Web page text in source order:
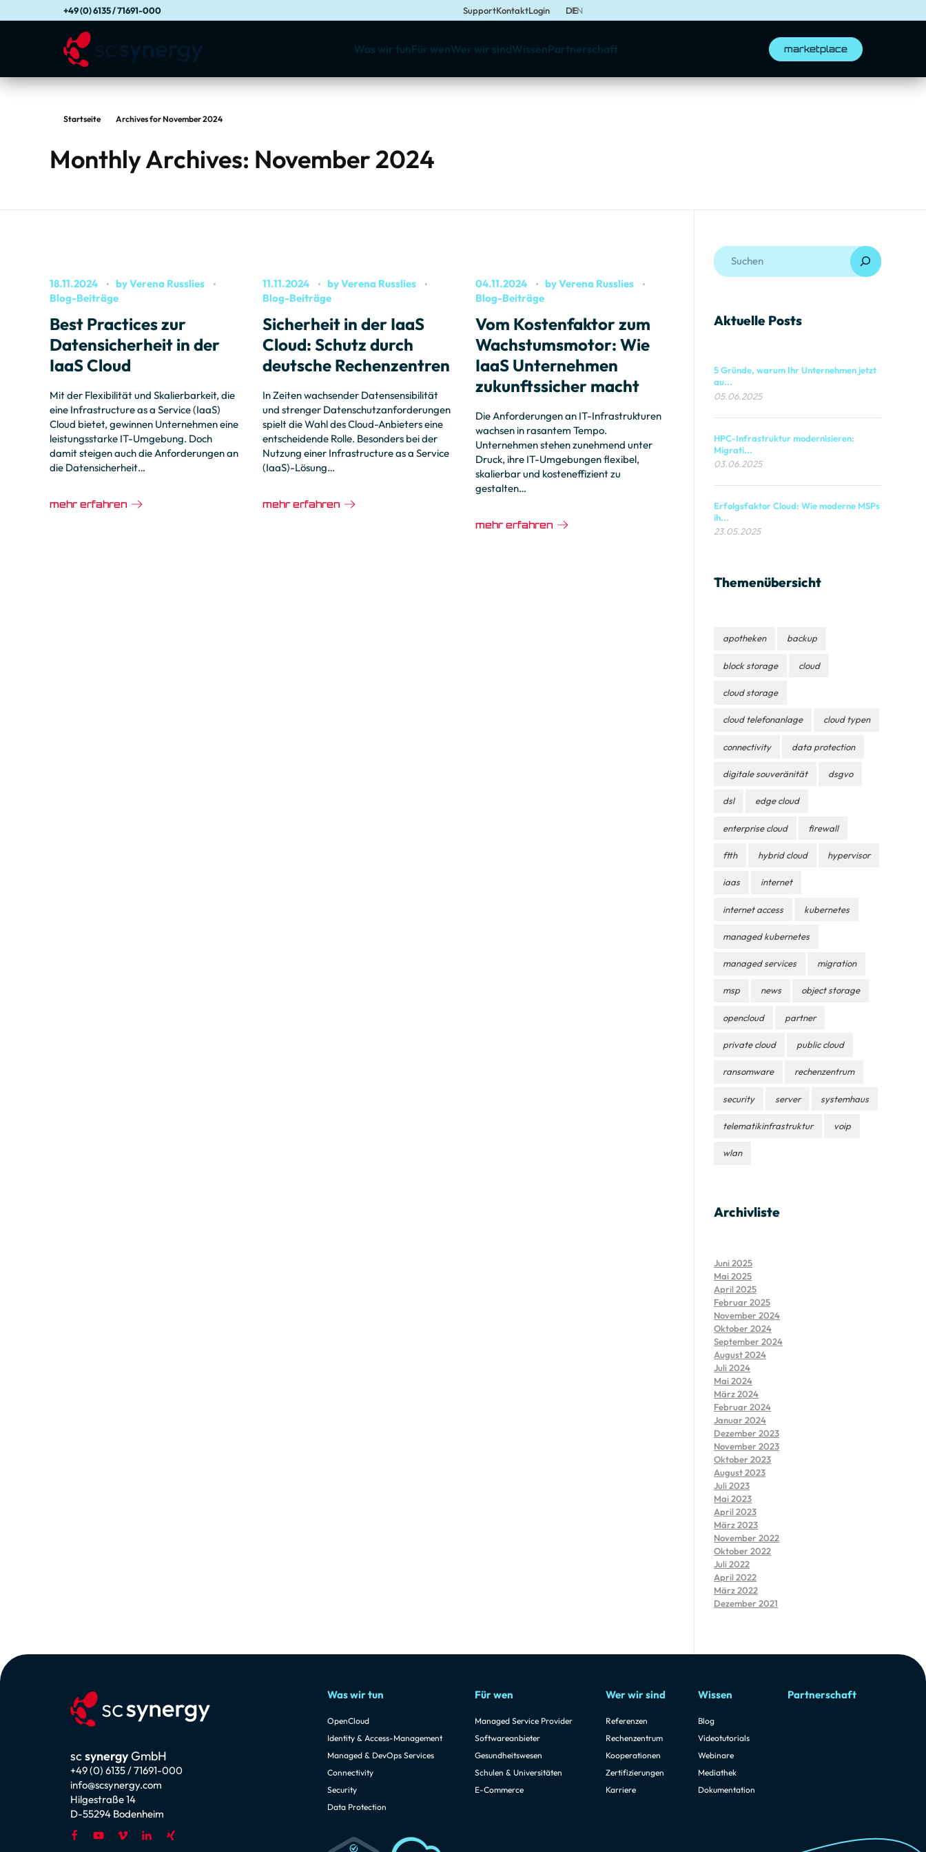
+49 (0) 6135 / 71691-000 SupportKontaktLogin DEEN
Was wir tunFür wenWer wir sindWissenPartnerschaft marketplace
Startseite Archives for November 2024
Monthly Archives: November 2024
Best Practices zur
Datensicherheit in der
IaaS Cloud
18.11.2024 byVerena Russlies
Blog-Beiträge
Mit der Flexibilität und Skalierbarkeit, die
eine Infrastructure as a Service (IaaS)
Cloud bietet, gewinnen Unternehmen eine
leistungsstarke IT-Umgebung. Doch
damit steigen auch die Anforderungen an
die Datensicherheit…
mehr erfahren
Sicherheit in der IaaS
Cloud: Schutz durch
deutsche Rechenzentren
11.11.2024 byVerena Russlies
Blog-Beiträge
In Zeiten wachsender Datensensibilität
und strenger Datenschutzanforderungen
spielt die Wahl des Cloud-Anbieters eine
entscheidende Rolle. Besonders bei der
Nutzung einer Infrastructure as a Service
(IaaS)-Lösung…
mehr erfahren
Vom Kostenfaktor zum
Wachstumsmotor: Wie
IaaS Unternehmen
zukunftssicher macht
04.11.2024 byVerena Russlies
Blog-Beiträge
Die Anforderungen an IT-Infrastrukturen
wachsen in rasantem Tempo.
Unternehmen stehen zunehmend unter
Druck, ihre IT-Umgebungen flexibel,
skalierbar und kosteneffizient zu
gestalten…
mehr erfahren
Aktuelle Posts
5 Gründe, warum Ihr Unternehmen jetzt
au...
05.06.2025
HPC-Infrastruktur modernisieren:
Migrati...
03.06.2025
Erfolgsfaktor Cloud: Wie moderne MSPs
ih...
23.05.2025
Themenübersicht
apotheken backup
block storage cloud
cloud storage
cloud telefonanlage cloud typen
connectivity data protection
digitale souveränität dsgvo
dsl edge cloud
enterprise cloud firewall
ftth hybrid cloud hypervisor
iaas internet
internet access kubernetes
managed kubernetes
managed services migration
msp news object storage
opencloud partner
private cloud public cloud
ransomware rechenzentrum
security server systemhaus
telematikinfrastruktur voip
wlan
Archivliste
Juni 2025
Mai 2025
April 2025
Februar 2025
November 2024
Oktober 2024
September 2024
August 2024
Juli 2024
Mai 2024
März 2024
Februar 2024
Januar 2024
Dezember 2023
November 2023
Oktober 2023
August 2023
Juli 2023
Mai 2023
April 2023
März 2023
November 2022
Oktober 2022
Juli 2022
April 2022
März 2022
Dezember 2021
scsynergyGmbH
+49 (0) 6135 / 71691-000
info@scsynergy.com
Hilgestraße 14
D-55294 Bodenheim
Was wir tun
OpenCloud
Identity & Access-Management
Managed & DevOps Services
Connectivity
Security
Data Protection
Für wen
Managed Service Provider
Softwareanbieter
Gesundheitswesen
Schulen & Universitäten
E-Commerce
Wer wir sind
Referenzen
Rechenzentrum
Kooperationen
Zertifizierungen
Karriere
Wissen
Blog
Videotutorials
Webinare
Mediathek
Dokumentation
Partnerschaft